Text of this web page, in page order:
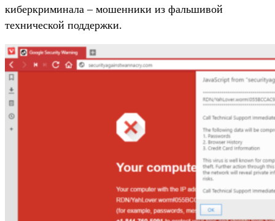
киберкриминала – мошенники из фальшивой
технической поддержки.